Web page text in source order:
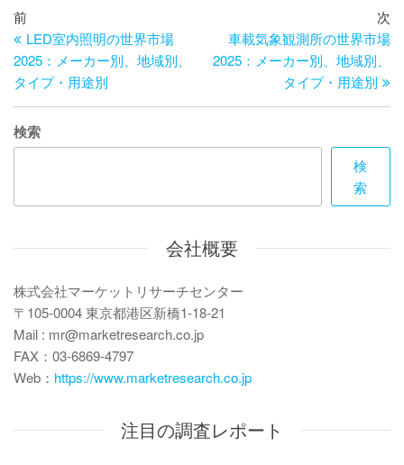
投
稿
ナ
ビ
ゲ
シ
ン
過
去
の
投
稿
前
LED室内照明の世界市場
2025：メーカー別、地域別、
タイプ・用途別
の
次
車載気象観測所の世界市場
2025：メーカー別、地域別、
タイプ・用途別
検索
検
索
会社概要
株式会社マーケットリサーチセンター
〒105-0004 東京都港区新橋1-18-21
Mail : mr@marketresearch.co.jp
FAX：03-6869-4797
Web： https://www.marketresearch.co.jp
注目の調査レポート